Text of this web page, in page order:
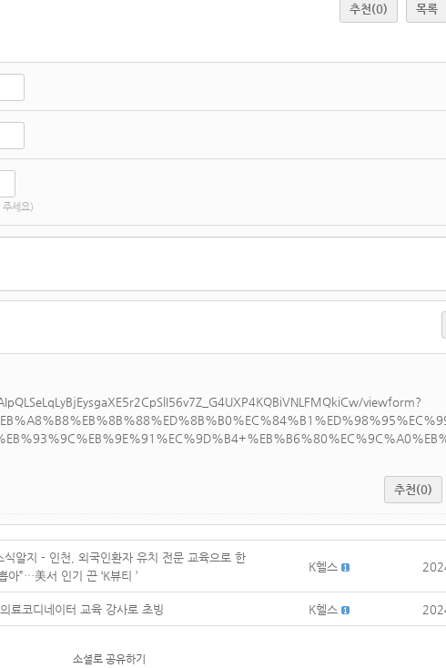
추천(0) 목록
주세요)
viewform?
추천(0)
알지 - 인천, 외국인환자 유치 전문 교육으로 한
”…美서 인기 끈 ‘K뷰티 ’
K헬스
료코디네이터 교육 강사로 초빙 K헬스
소셜로 공유하기